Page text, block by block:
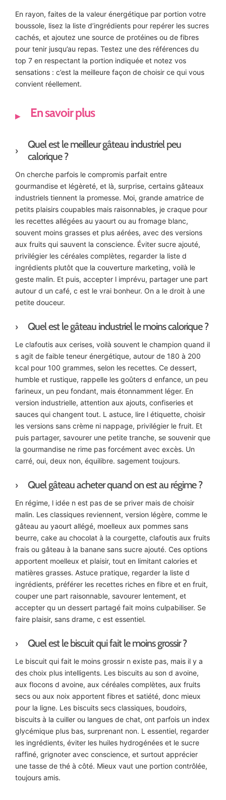
En rayon, faites de la valeur énergétique par portion votre
boussole, lisez la liste d’ingrédients pour repérer les sucres
cachés, et ajoutez une source de protéines ou de fibres
pour tenir jusqu’au repas. Testez une des références du
top 7 en respectant la portion indiquée et notez vos
sensations : c’est la meilleure façon de choisir ce qui vous
convient réellement.
En savoir plus
Quel est le meilleur gâteau industriel peu
calorique ?
On cherche parfois le compromis parfait entre
gourmandise et légèreté, et là, surprise, certains gâteaux
industriels tiennent la promesse. Moi, grande amatrice de
petits plaisirs coupables mais raisonnables, je craque pour
les recettes allégées au yaourt ou au fromage blanc,
souvent moins grasses et plus aérées, avec des versions
aux fruits qui sauvent la conscience. Éviter sucre ajouté,
privilégier les céréales complètes, regarder la liste d
ingrédients plutôt que la couverture marketing, voilà le
geste malin. Et puis, accepter l imprévu, partager une part
autour d un café, c est le vrai bonheur. On a le droit à une
petite douceur.
Quel est le gâteau industriel le moins calorique ?
Le clafoutis aux cerises, voilà souvent le champion quand il
s agit de faible teneur énergétique, autour de 180 à 200
kcal pour 100 grammes, selon les recettes. Ce dessert,
humble et rustique, rappelle les goûters d enfance, un peu
farineux, un peu fondant, mais étonnamment léger. En
version industrielle, attention aux ajouts, confiseries et
sauces qui changent tout. L astuce, lire l étiquette, choisir
les versions sans crème ni nappage, privilégier le fruit. Et
puis partager, savourer une petite tranche, se souvenir que
la gourmandise ne rime pas forcément avec excès. Un
carré, oui, deux non, équilibre. sagement toujours.
Quel gâteau acheter quand on est au régime ?
En régime, l idée n est pas de se priver mais de choisir
malin. Les classiques reviennent, version légère, comme le
gâteau au yaourt allégé, moelleux aux pommes sans
beurre, cake au chocolat à la courgette, clafoutis aux fruits
frais ou gâteau à la banane sans sucre ajouté. Ces options
apportent moelleux et plaisir, tout en limitant calories et
matières grasses. Astuce pratique, regarder la liste d
ingrédients, préférer les recettes riches en fibre et en fruit,
couper une part raisonnable, savourer lentement, et
accepter qu un dessert partagé fait moins culpabiliser. Se
faire plaisir, sans drame, c est essentiel.
Quel est le biscuit qui fait le moins grossir ?
Le biscuit qui fait le moins grossir n existe pas, mais il y a
des choix plus intelligents. Les biscuits au son d avoine,
aux flocons d avoine, aux céréales complètes, aux fruits
secs ou aux noix apportent fibres et satiété, donc mieux
pour la ligne. Les biscuits secs classiques, boudoirs,
biscuits à la cuiller ou langues de chat, ont parfois un index
glycémique plus bas, surprenant non. L essentiel, regarder
les ingrédients, éviter les huiles hydrogénées et le sucre
raffiné, grignoter avec conscience, et surtout apprécier
une tasse de thé à côté. Mieux vaut une portion contrôlée,
toujours amis.